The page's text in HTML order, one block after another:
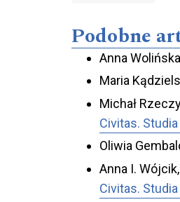
Podobne
Anna
Maria
Michał
Civitas.
Oliwia
Anna I. Wójcik,
Civitas.